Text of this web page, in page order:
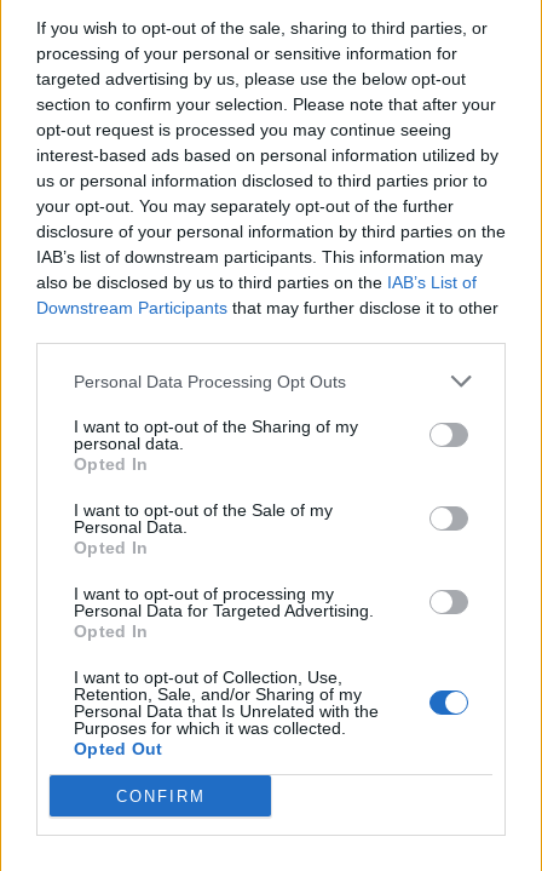
If you wish to opt-out of the sale, sharing to third parties, or
processing of your personal or sensitive information for
targeted advertising by us, please use the below opt-out
section to confirm your selection. Please note that after your
opt-out request is processed you may continue seeing
interest-based ads based on personal information utilized by
us or personal information disclosed to third parties prior to
your opt-out. You may separately opt-out of the further
disclosure of your personal information by third parties on the
IAB’s list of downstream participants. This information may
also be disclosed by us to third parties on the IAB’s List of
Downstream Participants that may further disclose it to other
Personal Data Processing Opt Outs
I want to opt-out of the Sharing of my
personal data.
Opted In
I want to opt-out of the Sale of my
Personal Data.
Opted In
I want to opt-out of processing my
Personal Data for Targeted Advertising.
Opted In
I want to opt-out of Collection, Use,
Retention, Sale, and/or Sharing of my
Personal Data that Is Unrelated with the
Purposes for which it was collected.
Opted Out
CONFIRM
Ίσως έχετε παρατηρήσει στον όχι και πολύ
μακρινό σας περίγυρο ότι τα παιδιά της
σημερινής εποχής, σχεδόν από τη βρεφική τους
ηλικία, μεγαλώνουν παρακολουθώντας οθόνη και
οθόνες. Σας μεταφέρουμε ένα μάλλον γνώριμο
σκηνικό. Ζευγάρι γευματίζει σε εστιατόριο. Τα
παιδιά της οικογένειας, ας πούμε 5 και 2 ετών,
έχουν μπροστά τους ένα τάμπλετ για να
απασχολούνται και να μην "ενοχλούν" το ζευγάρι.
ΠΕΡΙΣΣΌΤΕΡΑ ...
Ποιοι είμαστε
Το Libre είναι ένας ιστότοπος ενημέρωσης και άποψης
και στελεχώνεται από ομάδα δημοσιογράφων και
αρθρογράφων.
Ανήκει στηνSP COM Media @Communcations